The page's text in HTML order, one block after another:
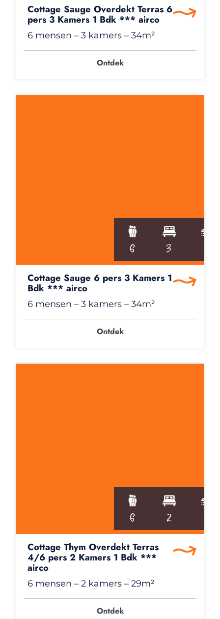
Cottage Sauge Overdekt Terras 6
pers 3 Kamers 1 Bdk *** airco
6 mensen – 3 kamers – 34m²
Ontdek
6 3
Cottage Sauge 6 pers 3 Kamers 1
Bdk *** airco
6 mensen – 3 kamers – 34m²
Ontdek
6 2
Cottage Thym Overdekt Terras
4/6 pers 2 Kamers 1 Bdk ***
airco
6 mensen – 2 kamers – 29m²
Ontdek